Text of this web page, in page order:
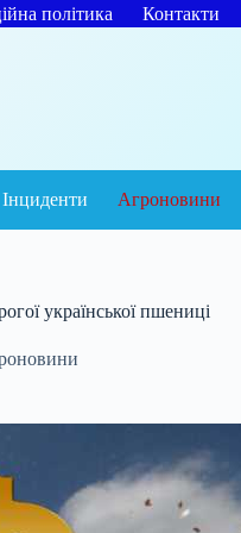
політика Контакти
Інциденти Агроновини
української пшениці